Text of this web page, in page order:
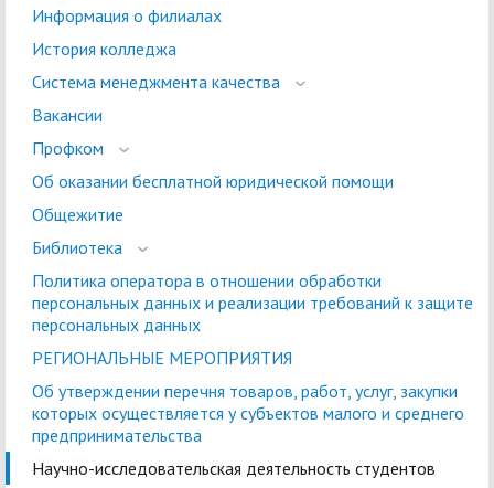
Информация о филиалах
История колледжа
Система менеджмента качества
Вакансии
Профком
Об оказании бесплатной юридической помощи
Общежитие
Библиотека
Политика оператора в отношении обработки
персональных данных и реализации требований к защите
персональных данных
РЕГИОНАЛЬНЫЕ МЕРОПРИЯТИЯ
Об утверждении перечня товаров, работ, услуг, закупки
которых осуществляется у субъектов малого и среднего
предпринимательства
Научно-исследовательская деятельность студентов